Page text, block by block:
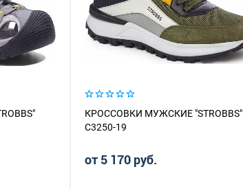
КРОССОВКИ МУЖСКИЕ "STROBBS"
C3250-19
от 5 170 руб.